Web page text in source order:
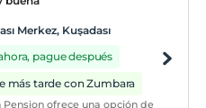
Merkez, Kuşadası
pague después
más tarde con Zumbara
ofrece una opción de